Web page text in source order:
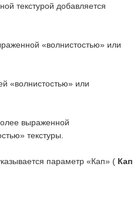
текстурой добавляется
«волнистостью» или
«волнистостью» или
выраженной
текстуры.
параметр «Кап» ( Кап